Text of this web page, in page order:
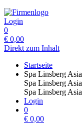
Login
0
€ 0,00
Direkt zum Inhalt
Startseite
Spa Linsberg
Spa Linsberg
Spa Linsberg
Login
0
€ 0,00